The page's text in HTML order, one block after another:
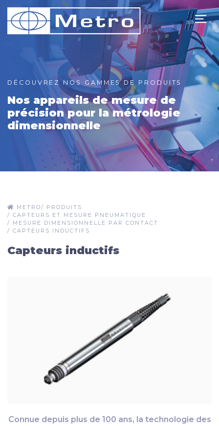
DÉCOUVREZ NOS GAMMES DE PRODUITS
Nos appareils de mesure de
précision pour la métrologie
dimensionnelle
METRO/ PRODUITS
/ CAPTEURS ET MESURE PNEUMATIQUE
/ MESURE DIMENSIONNELLE PAR CONTACT
/ CAPTEURS INDUCTIFS
Capteurs inductifs
Connue depuis plus de 100 ans, la technologie des